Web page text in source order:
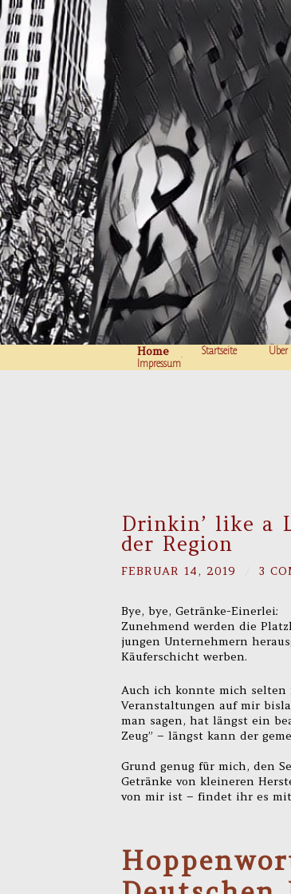
Home Startseite Über
Impressum
Drinkin’ like a
der Region
FEBRUAR 14, 2019 3
Bye, bye, Getränke-Einerlei:
Zunehmend werden die
jungen Unternehmern
Käuferschicht werben.
Auch ich konnte mich selten
Veranstaltungen auf mir
man sagen, hat längst ein
Zeug” – längst kann der
Grund genug für mich, den
Getränke von kleineren
von mir ist – findet ihr es